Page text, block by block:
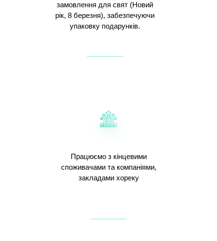
замовлення для свят (Новий
рік, 8 березня), забезпечуючи
упаковку подарунків.
Працюємо з кінцевими
споживачами та компаніями,
закладами хореку